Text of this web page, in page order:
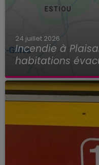
24 juillet 2026
Incendie à
habitations